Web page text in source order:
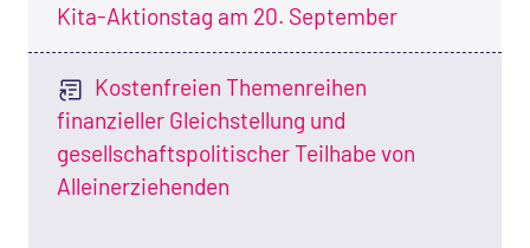
Kita-Aktionstag am 20. September
Kostenfreien Themenreihen
finanzieller Gleichstellung und
gesellschaftspolitischer Teilhabe von
Alleinerziehenden